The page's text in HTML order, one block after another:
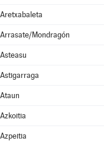
Aretxabaleta
Arrasate/Mondragón
Asteasu
Astigarraga
Ataun
Azkoitia
Azpeitia